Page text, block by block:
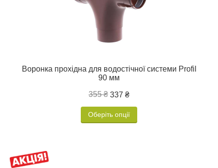
Воронка прохідна для водостічної системи Profil
90 мм
355 ₴ 337 ₴
Оберіть опції